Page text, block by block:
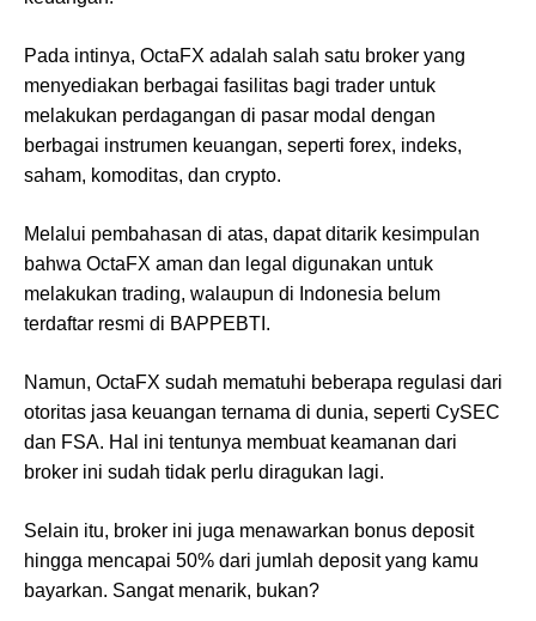
Pada intinya, OctaFX adalah salah satu broker yang
menyediakan berbagai fasilitas bagi trader untuk
melakukan perdagangan di pasar modal dengan
berbagai instrumen keuangan, seperti forex, indeks,
saham, komoditas, dan crypto.
Melalui pembahasan di atas, dapat ditarik kesimpulan
bahwa OctaFX aman dan legal digunakan untuk
melakukan trading, walaupun di Indonesia belum
terdaftar resmi di BAPPEBTI.
Namun, OctaFX sudah mematuhi beberapa regulasi dari
otoritas jasa keuangan ternama di dunia, seperti CySEC
dan FSA. Hal ini tentunya membuat keamanan dari
broker ini sudah tidak perlu diragukan lagi.
Selain itu, broker ini juga menawarkan bonus deposit
hingga mencapai 50% dari jumlah deposit yang kamu
bayarkan. Sangat menarik, bukan?